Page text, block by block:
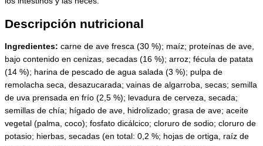
Descripción nutricional
Ingredientes: carne de ave fresca (30 %); maíz; proteínas de ave,
bajo contenido en cenizas, secadas (16 %); arroz; fécula de patata
(14 %); harina de pescado de agua salada (3 %); pulpa de
remolacha seca, desazucarada; vainas de algarroba, secas; semilla
de uva prensada en frío (2,5 %); levadura de cerveza, secada;
semillas de chía; hígado de ave, hidrolizado; grasa de ave; aceite
vegetal (palma, coco); fosfato dicálcico; cloruro de sodio; cloruro de
potasio; hierbas, secadas (en total: 0,2 %; hojas de ortiga, raíz de